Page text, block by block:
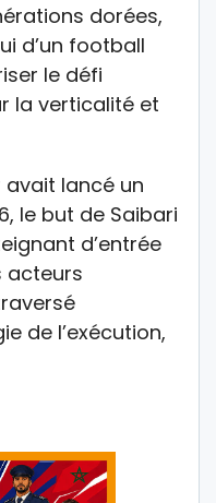
dorées,
d’un football
le défi
la verticalité et
avait lancé un
le but de Saibari
d’entrée
acteurs
de l’exécution,